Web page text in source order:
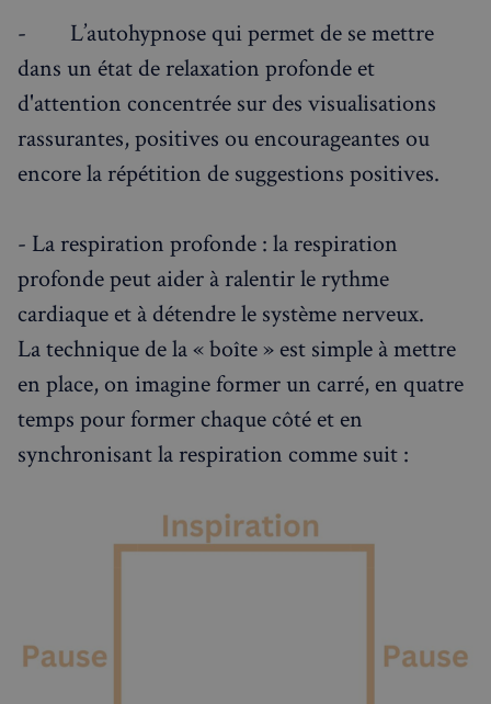
- L’autohypnose qui permet de se mettre
dans un état de relaxation profonde et
d'attention concentrée sur des visualisations
rassurantes, positives ou encourageantes ou
encore la répétition de suggestions positives.
- La respiration profonde : la respiration
profonde peut aider à ralentir le rythme
cardiaque et à détendre le système nerveux.
La technique de la « boîte » est simple à mettre
en place, on imagine former un carré, en quatre
temps pour former chaque côté et en
synchronisant la respiration comme suit :